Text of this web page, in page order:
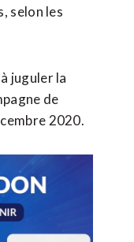
selon les
juguler la
de
2020.